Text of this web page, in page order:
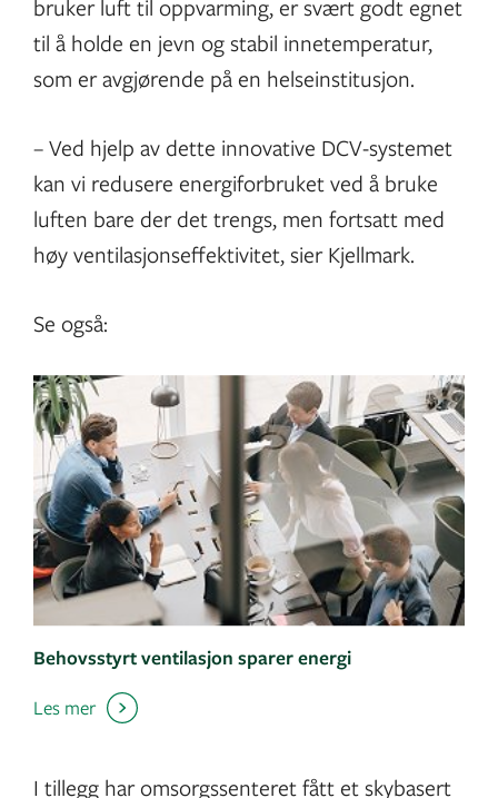
bruker luft til oppvarming, er svært godt egnet
til å holde en jevn og stabil innetemperatur,
som er avgjørende på en helseinstitusjon.
– Ved hjelp av dette innovative DCV-systemet
kan vi redusere energiforbruket ved å bruke
luften bare der det trengs, men fortsatt med
høy ventilasjonseffektivitet, sier Kjellmark.
Se også:
Behovsstyrt ventilasjon sparer energi
Les mer
I tillegg har omsorgssenteret fått et skybasert